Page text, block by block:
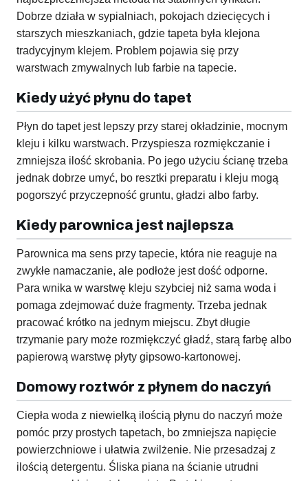
Dobrze działa w sypialniach, pokojach dziecięcych i
starszych mieszkaniach, gdzie tapeta była klejona
tradycyjnym klejem. Problem pojawia się przy
warstwach zmywalnych lub farbie na tapecie.
Kiedy użyć płynu do tapet
Płyn do tapet jest lepszy przy starej okładzinie, mocnym
kleju i kilku warstwach. Przyspiesza rozmiękczanie i
zmniejsza ilość skrobania. Po jego użyciu ścianę trzeba
jednak dobrze umyć, bo resztki preparatu i kleju mogą
pogorszyć przyczepność gruntu, gładzi albo farby.
Kiedy parownica jest najlepsza
Parownica ma sens przy tapecie, która nie reaguje na
zwykłe namaczanie, ale podłoże jest dość odporne.
Para wnika w warstwę kleju szybciej niż sama woda i
pomaga zdejmować duże fragmenty. Trzeba jednak
pracować krótko na jednym miejscu. Zbyt długie
trzymanie pary może rozmiękczyć gładź, starą farbę albo
papierową warstwę płyty gipsowo-kartonowej.
Domowy roztwór z płynem do naczyń
Ciepła woda z niewielką ilością płynu do naczyń może
pomóc przy prostych tapetach, bo zmniejsza napięcie
powierzchniowe i ułatwia zwilżenie. Nie przesadzaj z
ilością detergentu. Śliska piana na ścianie utrudni